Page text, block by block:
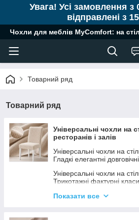
Увага! Усі замовлення з
відправлені з
Чохли для меблів MyComfort: на
Товарний ряд
Товарний ряд
Універсальні чохли на
ресторанів і залів
Універсальні чохли на
Гладкі елегантні
Універсальні чохли на
Трикотажні фактурні
Універсальні чохли на
Показати все